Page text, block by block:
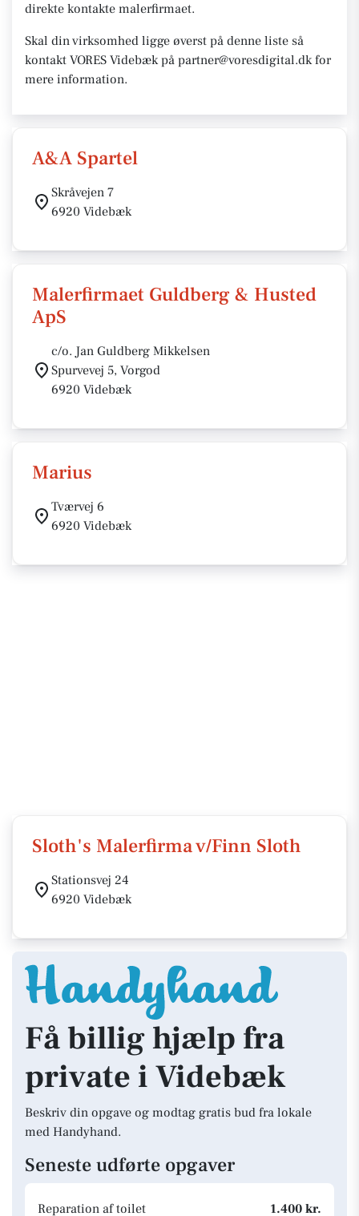
direkte kontakte malerfirmaet.
Skal din virksomhed ligge øverst på denne liste så
kontakt VORES Videbæk på partner@voresdigital.dk for
mere information.
A&A Spartel
Skråvejen 7
6920 Videbæk
Malerfirmaet Guldberg & Husted
ApS
c/o. Jan Guldberg Mikkelsen
Spurvevej 5, Vorgod
6920 Videbæk
Marius
Tværvej 6
6920 Videbæk
Sloth's Malerfirma v/Finn Sloth
Stationsvej 24
6920 Videbæk
Få billig hjælp fra
private i Videbæk
Beskriv din opgave og modtag gratis bud fra lokale
med Handyhand.
Seneste udførte opgaver
Reparation af toilet 1.400 kr.